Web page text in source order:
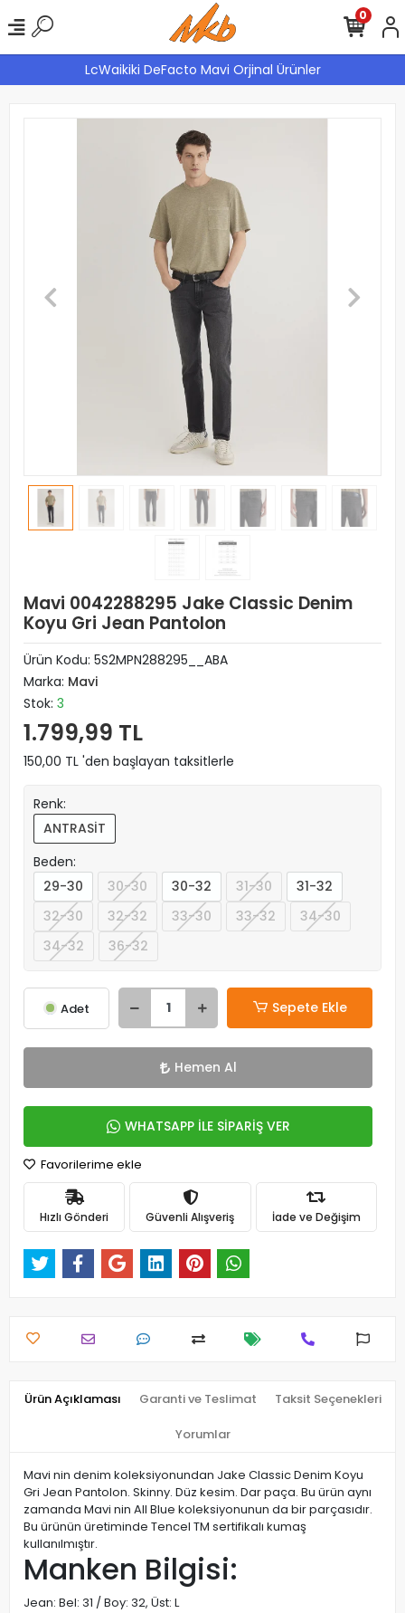
LcWaikiki DeFacto Mavi Orjinal Ürünler
0
Mavi 0042288295 Jake Classic Denim
Koyu Gri Jean Pantolon
Ürün Kodu: 5S2MPN288295__ABA
Marka: Mavi
Stok: 3
1.799,99 TL
150,00 TL 'den başlayan taksitlerle
Renk:
ANTRASİT
Beden:
29-30
30-30 30-32 31-30
31-32
32-30
32-32 33-30 33-32
34-30
34-32
36-32
Adet Sepete Ekle
Hemen Al
WHATSAPP İLE SİPARİŞ VER
Favorilerime ekle
Hızlı Gönderi Güvenli Alışveriş İade ve Değişim
Ürün Açıklaması Garanti ve Teslimat Taksit Seçenekleri
Yorumlar
Mavi nin denim koleksiyonundan Jake Classic Denim Koyu
Gri Jean Pantolon. Skinny. Düz kesim. Dar paça. Bu ürün aynı
zamanda Mavi nin All Blue koleksiyonunun da bir parçasıdır.
Bu ürünün üretiminde Tencel TM sertifikalı kumaş
kullanılmıştır.
Manken Bilgisi:
Jean: Bel: 31 / Boy: 32, Üst: L